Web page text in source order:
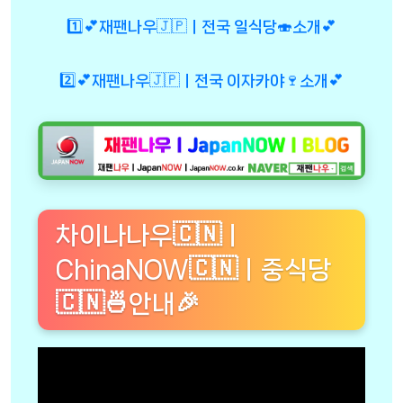
1️⃣💕재팬나우🇯🇵ㅣ전국 일식당🍣소개💕
2️⃣💕재팬나우🇯🇵ㅣ전국 이자카야🍷소개💕
차이나나우🇨🇳ㅣ
ChinaNOW🇨🇳ㅣ중식당
🇨🇳🍜안내🎉